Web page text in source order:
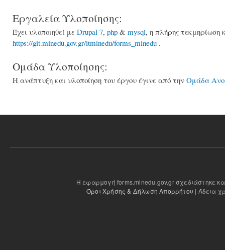
Εργαλεία Υλοποίησης:
Έχει υλοποιηθεί με Drupal 7, php & mysql, η πλήρης τεκμηρίωση
https://git.minedu.gov.gr/itminedu/forms_minedu .
Ομάδα Υλοποίησης:
Η ανάπτυξη και υλοποίηση του έργου έγινε από την Ομάδα
Η εφαρμογή forms.minedu.gov.gr σχεδιάστηκε
Όροι Χρήσης & Δήλωση Απορρήτου | Άδεια